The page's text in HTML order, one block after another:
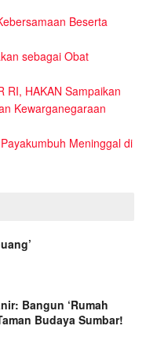
Beserta
sebagai Obat
RI, HAKAN Sampaikan
Kewarganegaraan
Meninggal di
Bangun ‘Rumah
Budaya Sumbar!